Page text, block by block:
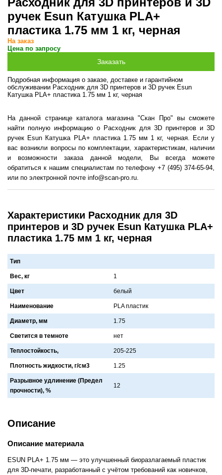
ручек Esun Катушка PLA+
пластика 1.75 мм 1 кг, черная
На заказ
Цена по запросу
Подробная информация о заказе, доставке и гарантийном
обслуживании Расходник для 3D принтеров и 3D ручек Esun
Катушка PLA+ пластика 1.75 мм 1 кг, черная
На данной странице каталога магазина "Скан Про" вы сможете
найти полную информацию о Расходник для 3D принтеров и 3D
ручек Esun Катушка PLA+ пластика 1.75 мм 1 кг, черная. Если у
вас возникли вопросы по комплектации, характеристикам, наличии
и возможности заказа данной модели, Вы всегда можете
обратиться к нашим специалистам по телефону +7 (495) 374-65-94,
или по электронной почте info@scan-pro.ru.
Характеристики Расходник для 3D
принтеров и 3D ручек Esun Катушка PLA+
пластика 1.75 мм 1 кг, черная
Тип
Вес, кг 1
Цвет белый
Наименование PLA плaстик
Диаметр, мм 1.75
Светится в темноте нет
Теплостойкость, 205-225
Плотность жидкости, г/см3 1.25
Разрывное удлинение (Предел
прочности), %
12
Описание
Описание материала
ESUN PLA+ 1.75 мм — это улучшенный биоразлагаемый пластик
для 3D-печати, разработанный с учётом требований как новичков,